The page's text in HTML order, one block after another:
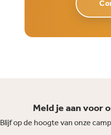
Meld je aan voor
Blijf op de hoogte van onze